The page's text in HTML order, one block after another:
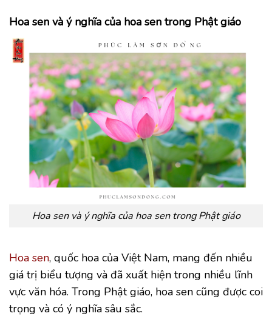
Hoa sen và ý nghĩa của hoa sen trong Phật giáo
Hoa sen và ý nghĩa của hoa sen trong Phật giáo
Hoa sen, quốc hoa của Việt Nam, mang đến nhiều
giá trị biểu tượng và đã xuất hiện trong nhiều lĩnh
vực văn hóa. Trong Phật giáo, hoa sen cũng được coi
trọng và có ý nghĩa sâu sắc.